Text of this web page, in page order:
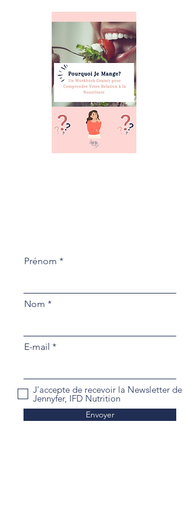
Prénom
Nom
E-mail
J'accepte de recevoir la Newsletter de
Jennyfer, IFD Nutrition
Envoyer